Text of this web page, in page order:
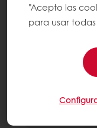
"Acepto las
para usar